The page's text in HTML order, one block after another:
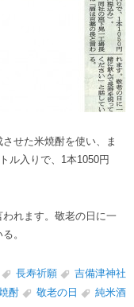
せた米焼酎を使い、ま
ル入りで、1本1050円
れます。敬老の日に一
。
長寿祈願
吉備津神社
酎
敬老の日 純米酒